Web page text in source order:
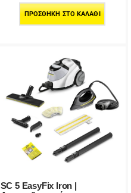
ΠΡΟΣΘΉΚΗ ΣΤΟ ΚΑΛΆΘΙ
SC 5 EasyFix Iron |